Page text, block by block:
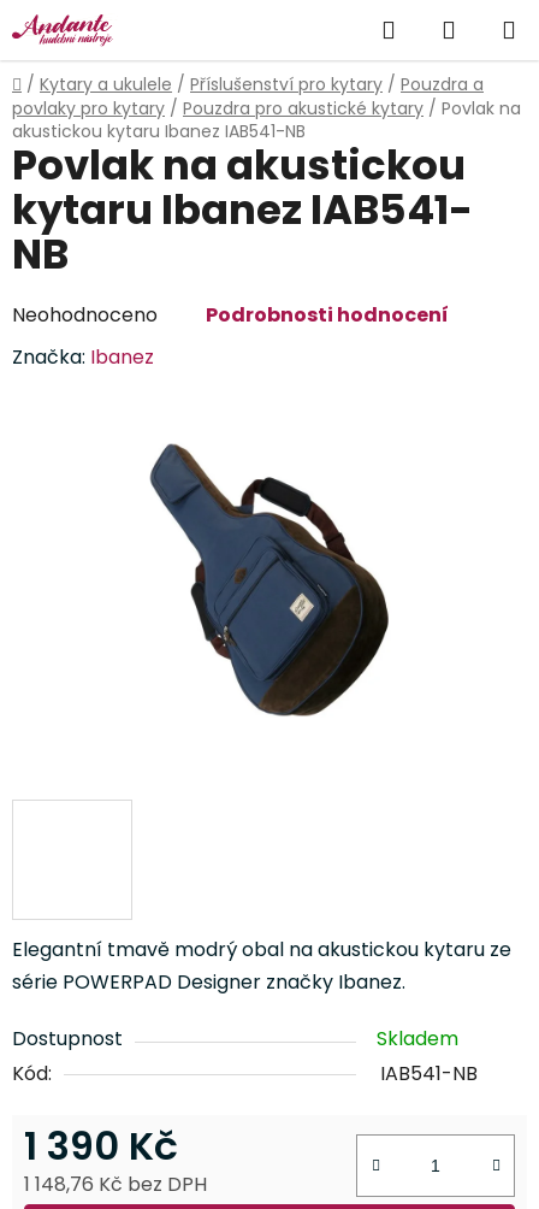
Přejít
na
obsah
Hledat
KOŠÍK
Domů
/ Kytary a ukulele / Příslušenství pro kytary / Pouzdra a
povlaky pro kytary / Pouzdra pro akustické kytary / Povlak na
akustickou kytaru Ibanez IAB541-NB
Elegantní tmavě modrý obal na akustickou kytaru ze
série POWERPAD Designer značky Ibanez.
Dostupnost
Skladem
Kód:
IAB541-NB
1 390 Kč
1 148,76 Kč bez DPH
Povlak na akustickou
kytaru Ibanez IAB541-
NB
Průměrné
produktu
Neohodnoceno
Podrobnosti hodnocení
Značka: Ibanez